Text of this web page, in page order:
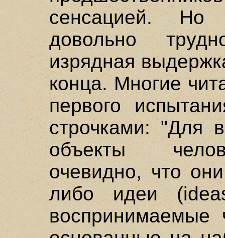
сенсацией. Но
довольно
изрядная
конца. Многие
первого
строчками: "Для
объекты
очевидно, что
либо идеи
воспринимаемые